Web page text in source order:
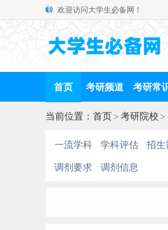
欢迎访问大学生必备网！
首页 考研频道 考研常
当前位置： 首页> 考研院校 >
一流学科 学科评估 招生
调剂要求
调剂信息